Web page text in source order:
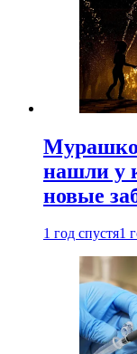
нашли у
новые
1 год спустя1